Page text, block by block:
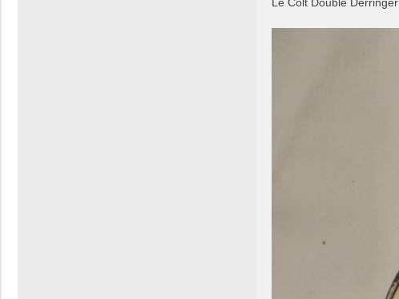
Le Colt Double Derringer